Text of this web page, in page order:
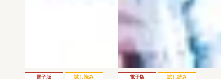
電子版 試し読み 電子版 試し読み